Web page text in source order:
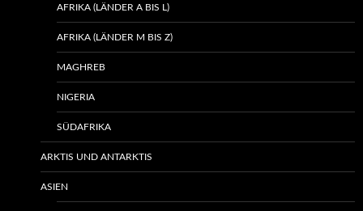
AFRIKA (LÄNDER A BIS L)
AFRIKA (LÄNDER M BIS Z)
MAGHREB
NIGERIA
SÜDAFRIKA
ARKTIS UND ANTARKTIS
ASIEN